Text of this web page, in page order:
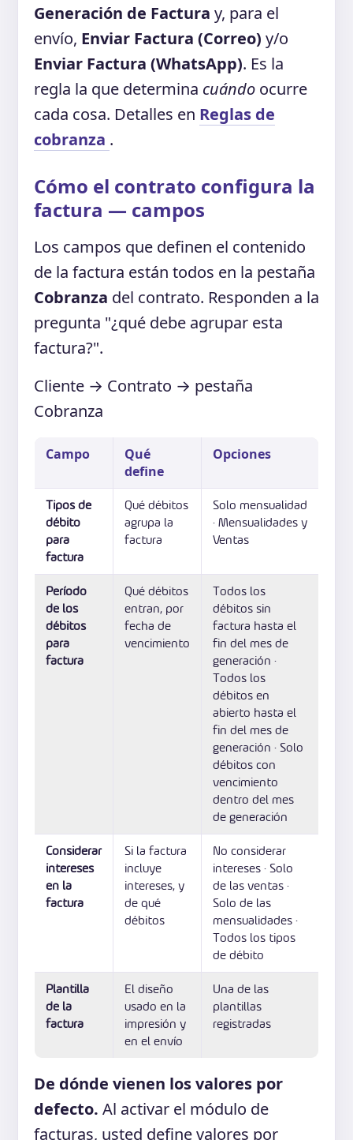
Generación de Factura y, para el
envío, Enviar Factura (Correo) y/o
Enviar Factura (WhatsApp). Es la
regla la que determina cuándo ocurre
cada cosa. Detalles en Reglas de
cobranza .
Cómo el contrato configura la
factura — campos
Los campos que definen el contenido
de la factura están todos en la pestaña
Cobranza del contrato. Responden a la
pregunta "¿qué debe agrupar esta
factura?".
Cliente → Contrato → pestaña
Cobranza
Campo
Qué
define
Opciones
Tipos de
débito
para
factura
Qué débitos
agrupa la
factura
Solo mensualidad
· Mensualidades y
Ventas
Período
de los
débitos
para
factura
Qué débitos
entran, por
fecha de
vencimiento
Todos los
débitos sin
factura hasta el
fin del mes de
generación ·
Todos los
débitos en
abierto hasta el
fin del mes de
generación · Solo
débitos con
vencimiento
dentro del mes
de generación
Considerar
intereses
en la
factura
Si la factura
incluye
intereses, y
de qué
débitos
No considerar
intereses · Solo
de las ventas ·
Solo de las
mensualidades ·
Todos los tipos
de débito
Plantilla
de la
factura
El diseño
usado en la
impresión y
en el envío
Una de las
plantillas
registradas
De dónde vienen los valores por
defecto. Al activar el módulo de
facturas, usted define valores por